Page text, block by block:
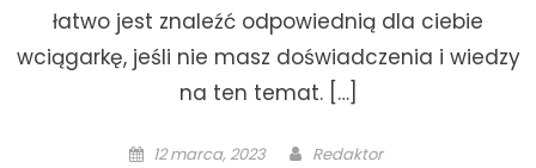
łatwo jest znaleźć odpowiednią dla ciebie
wciągarkę, jeśli nie masz doświadczenia i wiedzy
na ten temat. […]
Posted
12 marca, 2023 Author
Redaktor